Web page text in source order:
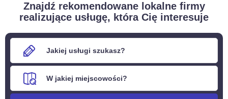
Znajdź rekomendowane lokalne firmy
realizujące usługę, która Cię interesuje